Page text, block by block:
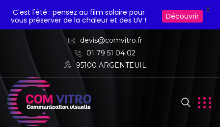
devis@comvitro.fr
01 79 51 04 02
95100 ARGENTEUIL
C'est l'été : pensez au film solaire pour
vous préserver de la chaleur et des UV !
Découvrir
X